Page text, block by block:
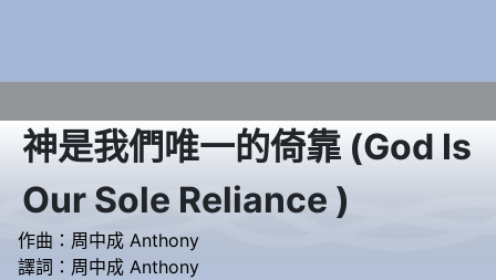
神是我們唯一的倚靠 (God Is
Our Sole Reliance )
作曲： 周中成 Anthony
譯詞： 周中成 Anthony